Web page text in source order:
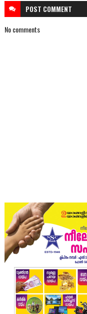
POST COMMENT
No comments